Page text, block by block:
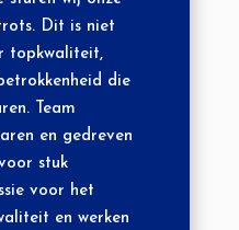
Dit is niet
topkwaliteit,
die
Team
en gedreven
stuk
voor het
en werken